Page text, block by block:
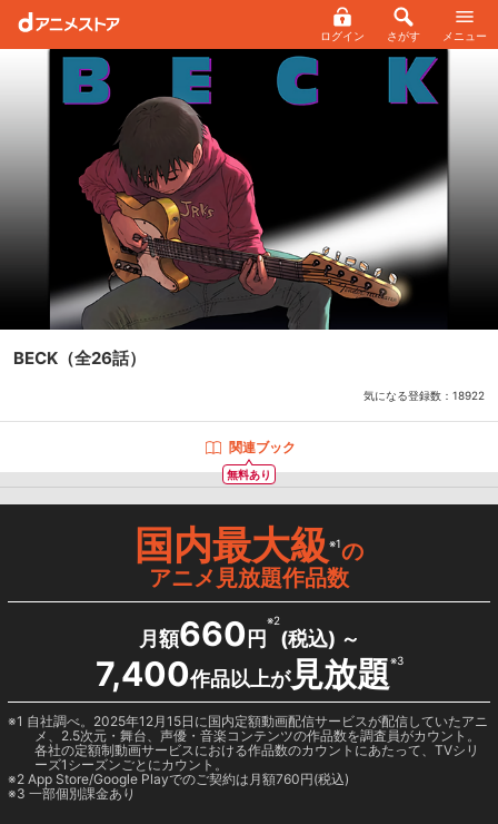
ログイン さがす メニュー
BECK （全26話）
気になる登録数： 18922
無料あり
関連ブック
国内最大級※1の
アニメ見放題作品数
月額660 円
※2
(税込) ～
7,400作品以上が見放題※3
1 自社調べ。2025年12月15日に国内定額動画配信サービスが配信していたアニ
メ、2.5次元・舞台、声優・音楽コンテンツの作品数を調査員がカウント。
各社の定額制動画サービスにおける作品数のカウントにあたって、TVシリ
ーズ1シーズンごとにカウント。
2 App Store/Google Playでのご契約は月額760円(税込)
3 一部個別課金あり